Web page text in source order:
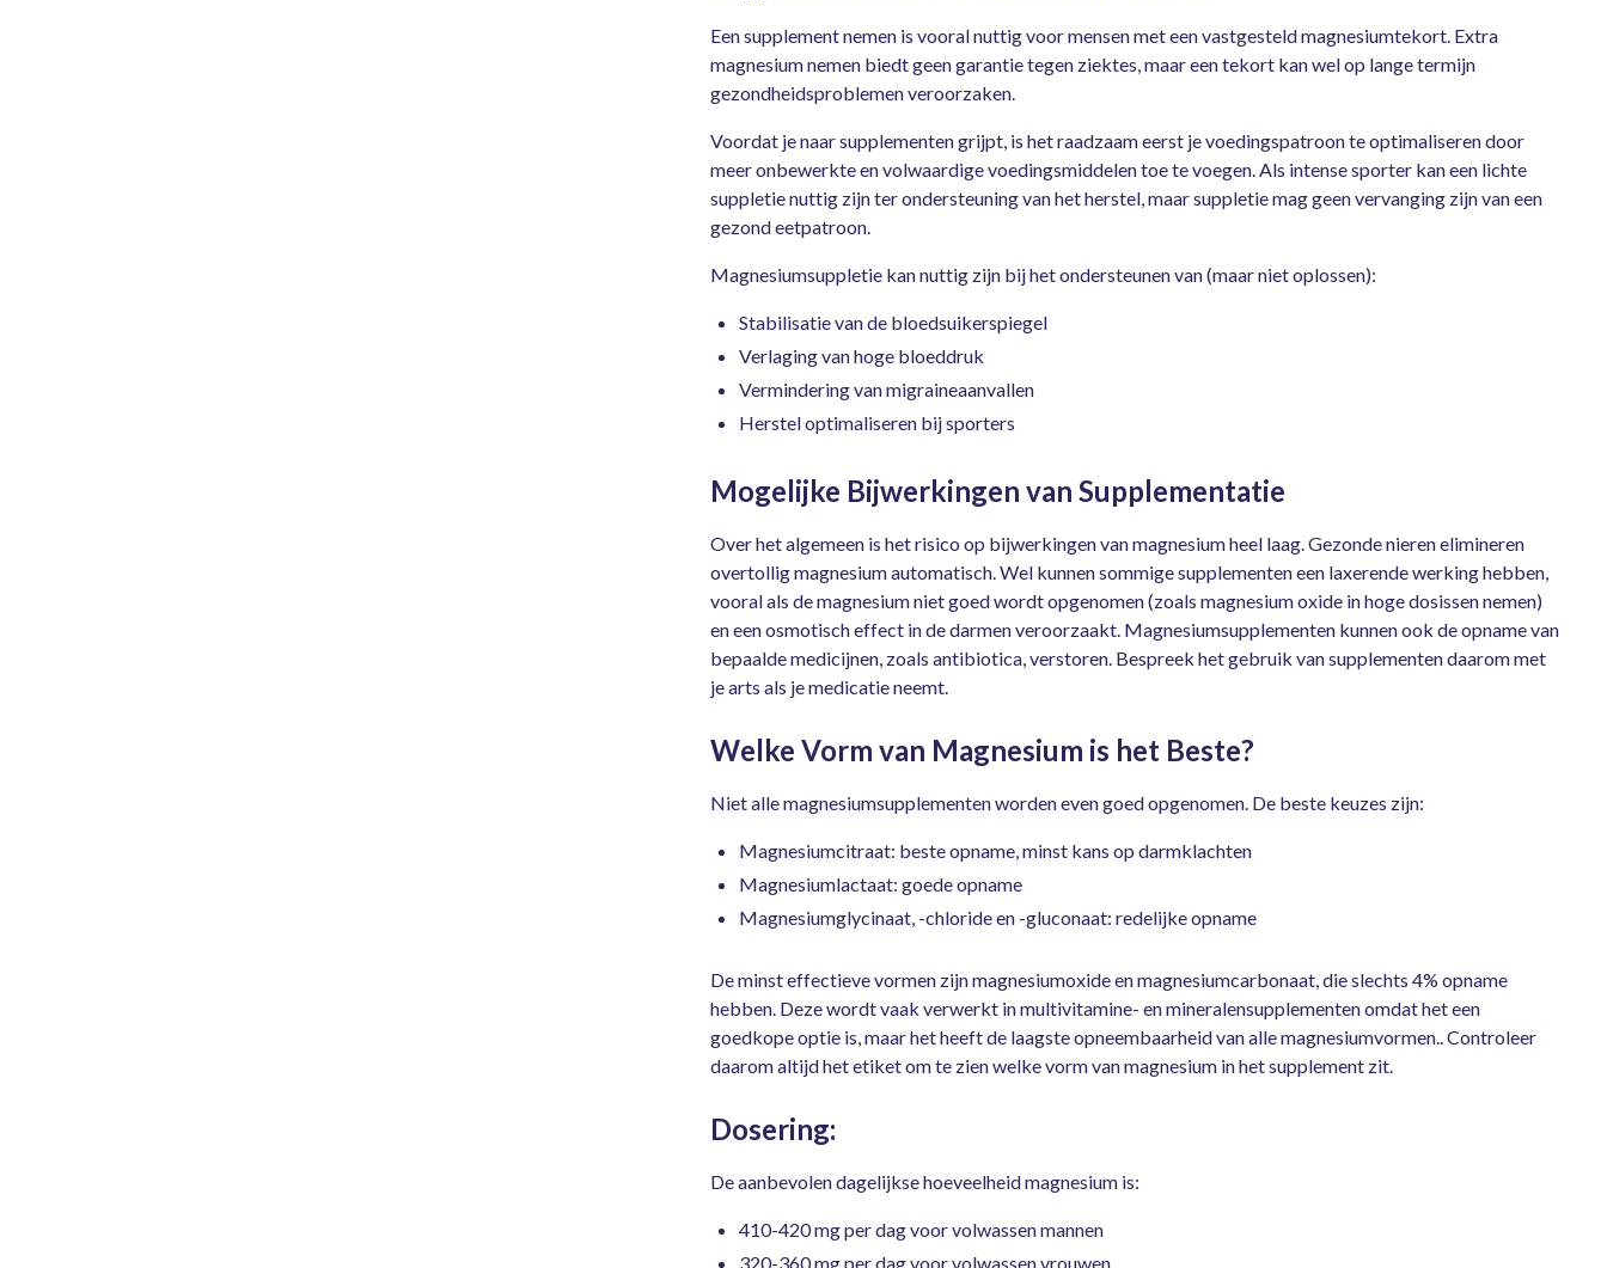
Een supplement nemen is vooral nuttig voor mensen met een vastgesteld magnesiumtekort. Extra
magnesium nemen biedt geen garantie tegen ziektes, maar een tekort kan wel op lange termijn
gezondheidsproblemen veroorzaken.
Voordat je naar supplementen grijpt, is het raadzaam eerst je voedingspatroon te optimaliseren door
meer onbewerkte en volwaardige voedingsmiddelen toe te voegen. Als intense sporter kan een lichte
suppletie nuttig zijn ter ondersteuning van het herstel, maar suppletie mag geen vervanging zijn van een
gezond eetpatroon.
Magnesiumsuppletie kan nuttig zijn bij het ondersteunen van (maar niet oplossen):
Stabilisatie van de bloedsuikerspiegel
Verlaging van hoge bloeddruk
Vermindering van migraineaanvallen
Herstel optimaliseren bij sporters
Mogelijke Bijwerkingen van Supplementatie
Over het algemeen is het risico op bijwerkingen van magnesium heel laag. Gezonde nieren elimineren
overtollig magnesium automatisch. Wel kunnen sommige supplementen een laxerende werking hebben,
vooral als de magnesium niet goed wordt opgenomen (zoals magnesium oxide in hoge dosissen nemen)
en een osmotisch effect in de darmen veroorzaakt. Magnesiumsupplementen kunnen ook de opname van
bepaalde medicijnen, zoals antibiotica, verstoren. Bespreek het gebruik van supplementen daarom met
je arts als je medicatie neemt.
Welke Vorm van Magnesium is het Beste?
Niet alle magnesiumsupplementen worden even goed opgenomen. De beste keuzes zijn:
Magnesiumcitraat: beste opname, minst kans op darmklachten
Magnesiumlactaat: goede opname
Magnesiumglycinaat, -chloride en -gluconaat: redelijke opname
De minst effectieve vormen zijn magnesiumoxide en magnesiumcarbonaat, die slechts 4% opname
hebben. Deze wordt vaak verwerkt in multivitamine- en mineralensupplementen omdat het een
goedkope optie is, maar het heeft de laagste opneembaarheid van alle magnesiumvormen.. Controleer
daarom altijd het etiket om te zien welke vorm van magnesium in het supplement zit.
Dosering:
De aanbevolen dagelijkse hoeveelheid magnesium is:
410-420 mg per dag voor volwassen mannen
320-360 mg per dag voor volwassen vrouwen